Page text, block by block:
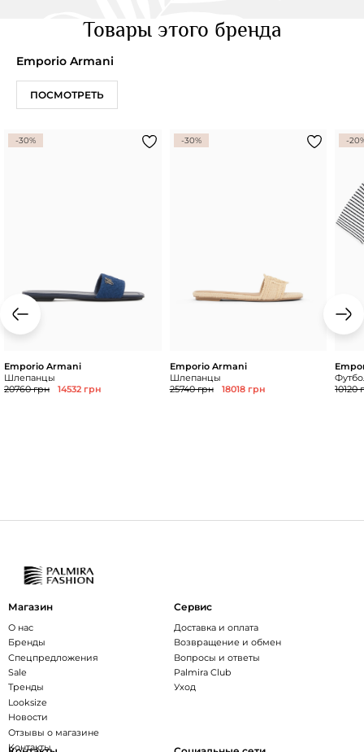
Товары этого бренда
Emporio Armani
ПОСМОТРЕТЬ
-30%
Emporio Armani
Шлепанцы
20760 грн
14532 грн
-30%
Emporio Armani
Шлепанцы
25740 грн
18018 грн
-
10120
Магазин
О нас
Бренды
Спецпредложения
Sale
Тренды
Looksize
Новости
Отзывы о магазине
Контакты
Сервис
Доставка и оплата
Возвращение и обмен
Вопросы и ответы
Palmira Club
Уход